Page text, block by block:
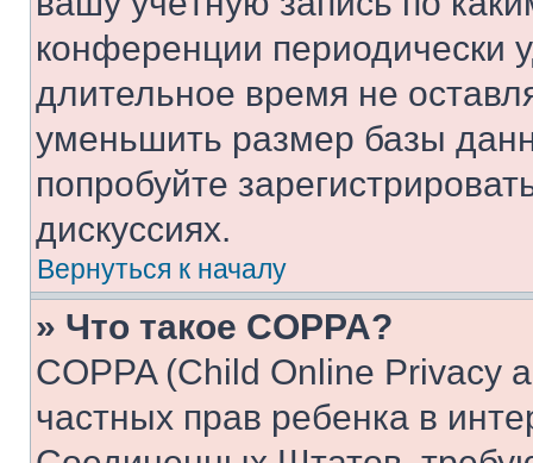
конференции периодически
длительное время не
уменьшить размер базы
попробуйте
дискуссиях.
Вернуться к началу
» Что такое COPPA?
COPPA (Child Online Privacy
частных прав ребенка в